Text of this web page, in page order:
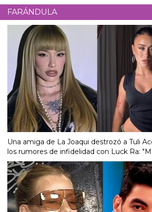
FARÁNDULA
Una amiga de La Joaqui destrozó a Tuli
los rumores de infidelidad con Luck Ra: